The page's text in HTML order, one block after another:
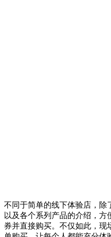
不同于简单的线下体验店，除
以及各个系列产品的介绍，
券并直接购买。不仅如此，